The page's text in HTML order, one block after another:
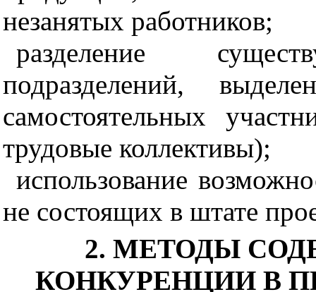
незанятых работников;
разделение
подразделений,
самостоятельных
трудовые коллективы);
использование
не состоящих в штате
2. МЕТОДЫ
КОНКУРЕНЦИИ В